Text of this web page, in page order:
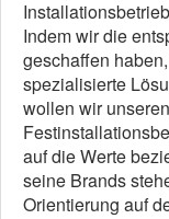
Indem wir die
geschaffen
spezialisierte
wollen wir
auf die Werte
seine Brands
Orientierung auf